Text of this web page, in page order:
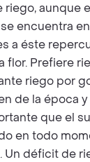
riego, aunque
encuentra
a éste
flor. Prefiere
riego por
de la época
que el
en todo
Un déficit de